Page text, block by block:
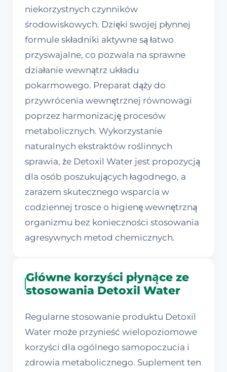
niekorzystnych czynników
środowiskowych. Dzięki swojej płynnej
formule składniki aktywne są łatwo
przyswajalne, co pozwala na sprawne
działanie wewnątrz układu
pokarmowego. Preparat dąży do
przywrócenia wewnętrznej równowagi
poprzez harmonizację procesów
metabolicznych. Wykorzystanie
naturalnych ekstraktów roślinnych
sprawia, że Detoxil Water jest propozycją
dla osób poszukujących łagodnego, a
zarazem skutecznego wsparcia w
codziennej trosce o higienę wewnętrzną
organizmu bez konieczności stosowania
agresywnych metod chemicznych.
Główne korzyści płynące ze
stosowania Detoxil Water
Regularne stosowanie produktu Detoxil
Water może przynieść wielopoziomowe
korzyści dla ogólnego samopoczucia i
zdrowia metabolicznego. Suplement ten